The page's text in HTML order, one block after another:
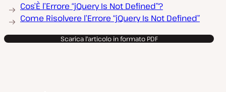
i
p
r
d
Cos’È l’Errore “jQuery Is Not Defined”?
Come Risolvere l’Errore “jQuery Is Not Defined”
Scarica l'articolo in formato PDF